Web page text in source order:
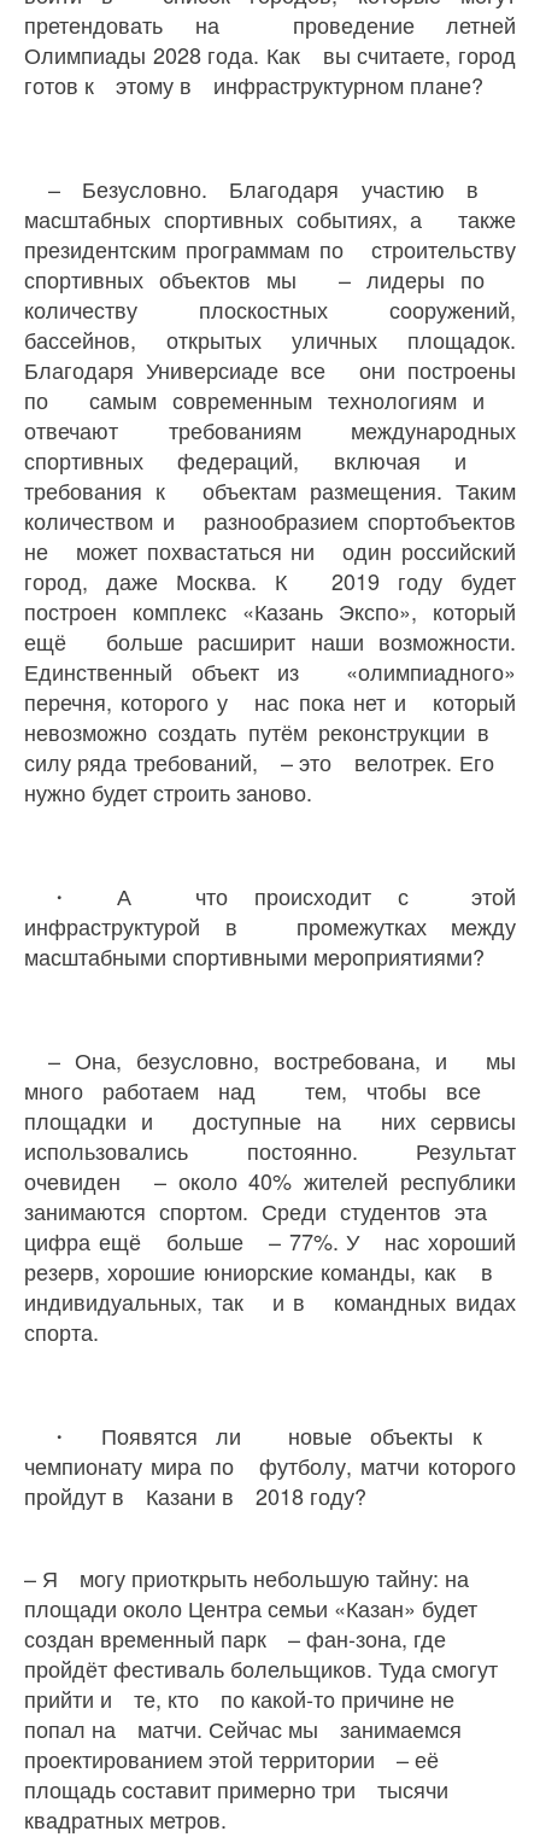
претендовать на проведение летней
Олимпиады 2028 года. Как вы считаете, город
готов к этому в инфраструктурном плане?
– Безусловно. Благодаря участию в
масштабных спортивных событиях, а также
президентским программам по строительству
спортивных объектов мы – лидеры по
количеству плоскостных сооружений,
бассейнов, открытых уличных площадок.
Благодаря Универсиаде все они построены
по самым современным технологиям и
отвечают требованиям международных
спортивных федераций, включая и
требования к объектам размещения. Таким
количеством и разнообразием спортобъектов
не может похвастаться ни один российский
город, даже Москва. К 2019 году будет
построен комплекс «Казань Экспо», который
ещё больше расширит наши возможности.
Единственный объект из «олимпиадного»
перечня, которого у нас пока нет и который
невозможно создать путём реконструкции в
силу ряда требований, – это велотрек. Его
нужно будет строить заново.
・ А что происходит с этой
инфраструктурой в промежутках между
масштабными спортивными мероприятиями?
– Она, безусловно, востребована, и мы
много работаем над тем, чтобы все
площадки и доступные на них сервисы
использовались постоянно. Результат
очевиден – около 40% жителей республики
занимаются спортом. Среди студентов эта
цифра ещё больше – 77%. У нас хороший
резерв, хорошие юниорские команды, как в
индивидуальных, так и в командных видах
спорта.
・ Появятся ли новые объекты к
чемпионату мира по футболу, матчи которого
пройдут в Казани в 2018 году?
– Я могу приоткрыть небольшую тайну: на
площади около Центра семьи «Казан» будет
создан временный парк – фан-зона, где
пройдёт фестиваль болельщиков. Туда смогут
прийти и те, кто по какой-то причине не
попал на матчи. Сейчас мы занимаемся
проектированием этой территории – её
площадь составит примерно три тысячи
квадратных метров.